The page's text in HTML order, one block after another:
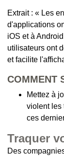
Extrait : « Les
d'applications
iOS et à
utilisateurs ont
et facilite
COMMENT
Mettez à
violent les
ces
Traquer
Des